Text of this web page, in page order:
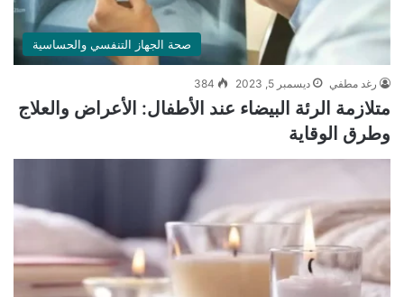
صحة الجهاز التنفسي والحساسية
رغد مطفي ديسمبر 5, 2023 384
متلازمة الرئة البيضاء عند الأطفال: الأعراض والعلاج
وطرق الوقاية